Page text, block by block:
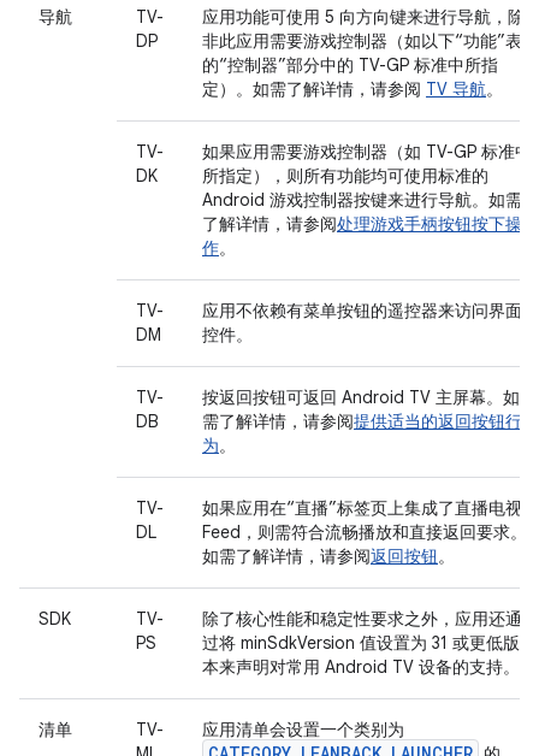
导航
TV-
DP
应用功能可使用 5 向方向键来进行导航，除
非此应用需要游戏控制器（如以下“功能”表
的“控制器”部分中的 TV-GP 标准中所指
定）。如需了解详情，请参阅 TV 导航。
TV-
DK
如果应用需要游戏控制器（如 TV-GP 标准中
所指定），则所有功能均可使用标准的
Android 游戏控制器按键来进行导航。如需
了解详情，请参阅处理游戏手柄按钮按下操
作。
TV-
DM
应用不依赖有菜单按钮的遥控器来访问界面
控件。
TV-
DB
按返回按钮可返回 Android TV 主屏幕。如
需了解详情，请参阅提供适当的返回按钮行
为。
TV-
DL
如果应用在“直播”标签页上集成了直播电视
Feed，则需符合流畅播放和直接返回要求。
如需了解详情，请参阅返回按钮。
SDK
TV-
PS
除了核心性能和稳定性要求之外，应用还通
过将 minSdkVersion 值设置为 31 或更低版
本来声明对常用 Android TV 设备的支持。
清单
TV-
应用清单会设置一个类别为